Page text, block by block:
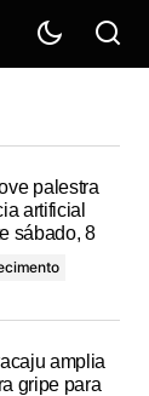
palestra
artificial
sábado, 8
amplia
gripe para